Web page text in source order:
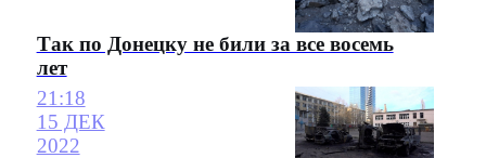
Так по Донецку не били за все восемь
лет
21:18
15 ДЕК
2022